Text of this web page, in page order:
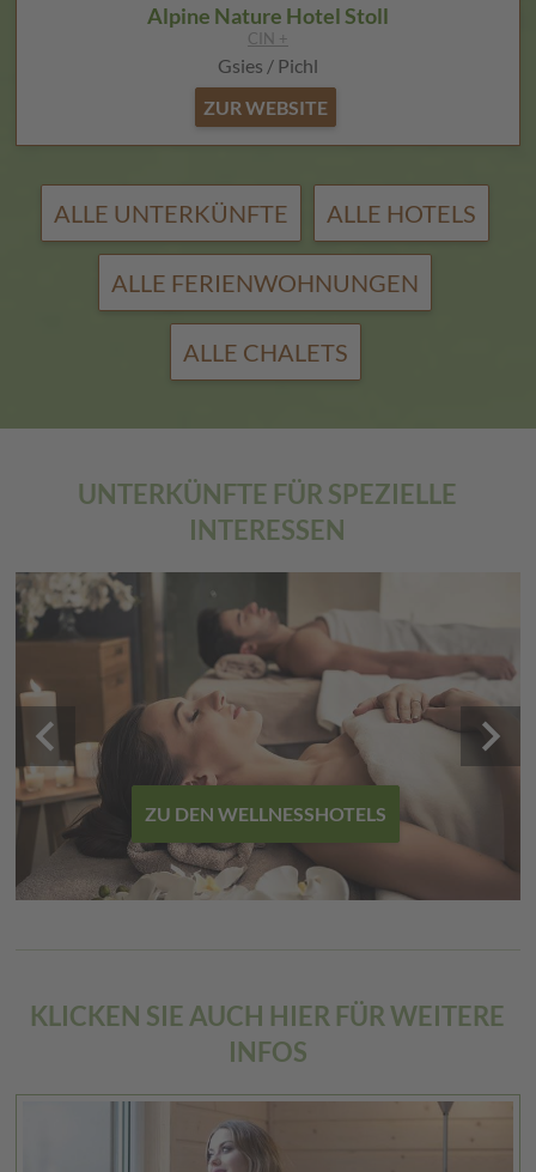
Alpine Nature Hotel Stoll
CIN +
Gsies / Pichl
ZUR WEBSITE
ALLE UNTERKÜNFTE ALLE HOTELS
ALLE FERIENWOHNUNGEN
ALLE CHALETS
UNTERKÜNFTE FÜR SPEZIELLE
INTERESSEN
ZU DEN WELLNESSHOTELS
keyboard_arrow_left keyboard_arrow_right
KLICKEN SIE AUCH HIER FÜR WEITERE
INFOS